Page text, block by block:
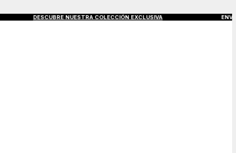
DESCUBRE NUESTRA COLECCIÓN EXCLUSIVAENVÍOS GRATIS A